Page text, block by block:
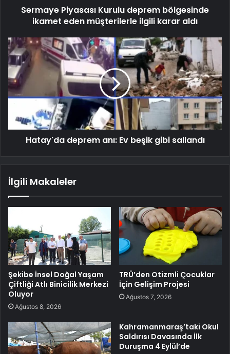
Sermaye Piyasası Kurulu deprem bölgesinde
ikamet eden müşterilerle ilgili karar aldı
Hatay'da deprem anı: Ev beşik gibi sallandı
İlgili Makaleler
Şekibe İnsel Doğal Yaşam
Çiftliği Atlı Binicilik Merkezi
Oluyor
Ağustos 8, 2026
TRÜ’den Otizmli Çocuklar
İçin Gelişim Projesi
Ağustos 7, 2026
Kahramanmaraş’taki Okul
Saldırısı Davasında İlk
Duruşma 4 Eylül’de